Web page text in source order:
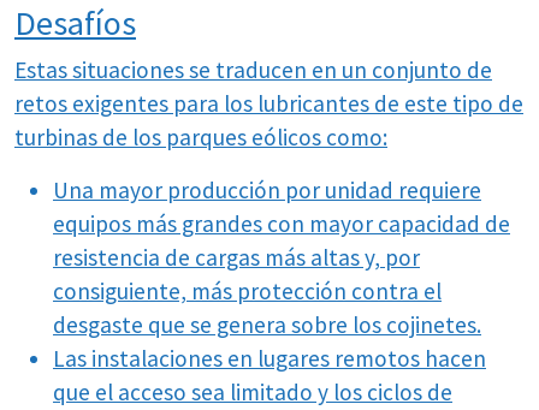
Desafíos
Estas situaciones se traducen en un conjunto de
retos exigentes para los lubricantes de este tipo de
turbinas de los parques eólicos como:
Una mayor producción por unidad requiere
equipos más grandes con mayor capacidad de
resistencia de cargas más altas y, por
consiguiente, más protección contra el
desgaste que se genera sobre los cojinetes.
Las instalaciones en lugares remotos hacen
que el acceso sea limitado y los ciclos de